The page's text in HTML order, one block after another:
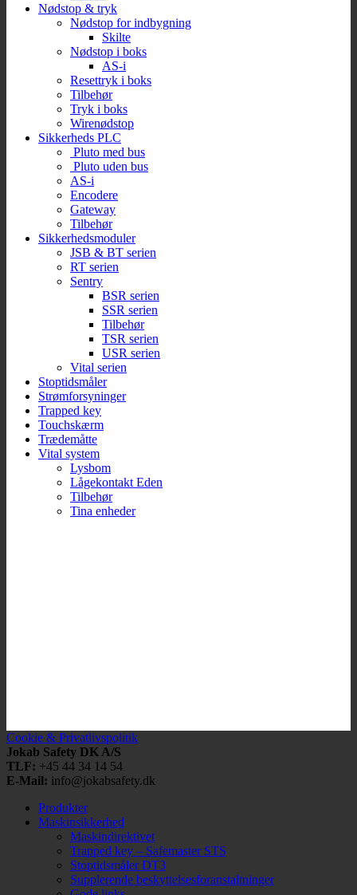
Nødstop & tryk
Nødstop for indbygning
Skilte
Nødstop i boks
AS-i
Resettryk i boks
Tilbehør
Tryk i boks
Wirenødstop
Sikkerheds PLC
Pluto med bus
Pluto uden bus
AS-i
Encodere
Gateway
Tilbehør
Sikkerhedsmoduler
JSB & BT serien
RT serien
Sentry
BSR serien
SSR serien
Tilbehør
TSR serien
USR serien
Vital serien
Stoptidsmåler
Strømforsyninger
Trapped key
Touchskærm
Trædemåtte
Vital system
Lysbom
Lågekontakt Eden
Tilbehør
Tina enheder
Cookie & Privatlivspolitik
Jokab Safety DK A/S
TLF: +45 44 34 14 54
E-Mail: info@jokabsafety.dk
Produkter
Maskinsikkerhed
Maskindirektivet
Trapped key – Safemaster STS
Stoptidsmåler DT3
Supplerende beskyttelsesforanstaltninger